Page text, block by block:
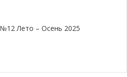
бороться с такого
Таким лицом должен стать
психиатр, который будет
как с жертвами, так и с
Лето – Осень 2025